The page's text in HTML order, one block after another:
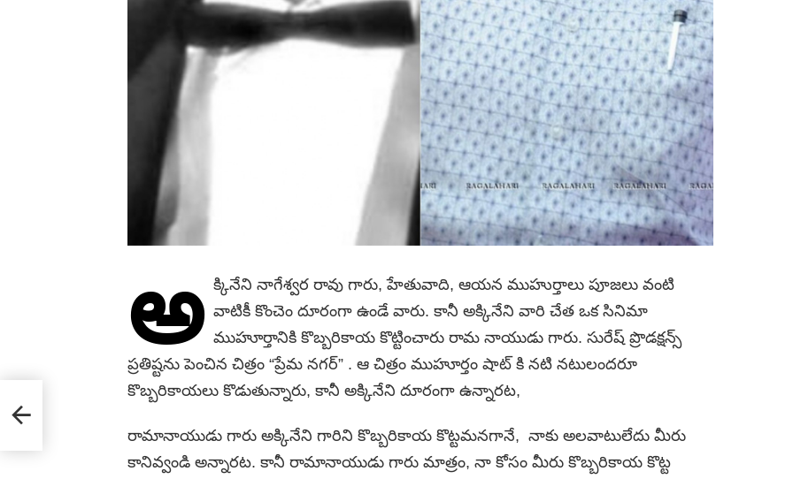
అ క్కినేని నాగేశ్వర రావు గారు, హేతువాది, ఆయన ముహుర్తాలు పూజలు వంటి
వాటికీ కొంచెం దూరంగా ఉండే వారు. కానీ అక్కినేని వారి చేత ఒక సినిమా
ముహూర్తానికి కొబ్బరికాయ కొట్టించారు రామ నాయుడు గారు. సురేష్ ప్రొడక్షన్స్
ప్రతిష్టను పెంచిన చిత్రం “ప్రేమ నగర్” . ఆ చిత్రం ముహూర్తం షాట్ కి నటి నటులందరూ
కొబ్బరికాయలు కొడుతున్నారు, కానీ అక్కినేని దూరంగా ఉన్నారట,
రామానాయుడు గారు అక్కినేని గారిని కొబ్బరికాయ కొట్టమనగానే, నాకు అలవాటులేదు మీరు
కానివ్వండి అన్నారట. కానీ రామానాయుడు గారు మాత్రం, నా కోసం మీరు కొబ్బరికాయ కొట్ట